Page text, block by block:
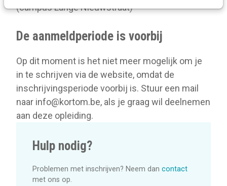
(campus Lange Nieuwstraat)
De aanmeldperiode is voorbij
Op dit moment is het niet meer mogelijk om je
in te schrijven via de website, omdat de
inschrijvingsperiode voorbij is. Stuur een mail
naar info@kortom.be, als je graag wil deelnemen
aan deze opleiding.
Hulp nodig?
Problemen met inschrijven? Neem dan contact
met ons op.